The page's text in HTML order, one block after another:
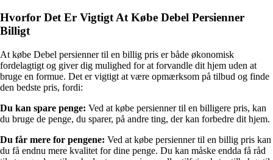
Hvorfor Det Er Vigtigt At Købe Debel Persienner
Billigt
At købe Debel persienner til en billig pris er både økonomisk
fordelagtigt og giver dig mulighed for at forvandle dit hjem uden at
bruge en formue. Det er vigtigt at være opmærksom på tilbud og finde
den bedste pris, fordi:
Du kan spare penge: Ved at købe persienner til en billigere pris, kan
du bruge de penge, du sparer, på andre ting, der kan forbedre dit hjem.
Du får mere for pengene: Ved at købe persienner til en billig pris kan
du få endnu mere kvalitet for dine penge. Du kan måske endda få råd